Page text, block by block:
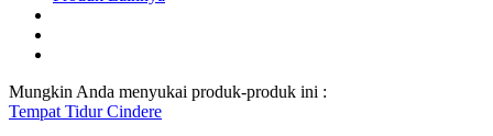
Mungkin Anda menyukai produk-produk ini :
Tempat Tidur Cindere